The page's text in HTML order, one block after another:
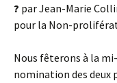
? par Jean-Marie
pour la Non-
Nous fêterons à la
nomination des deux